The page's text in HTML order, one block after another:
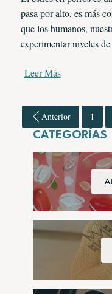
pasa por alto, es más
que los humanos,
experimentar niveles
Leer Más
Anterior 1
CATEGORÍAS